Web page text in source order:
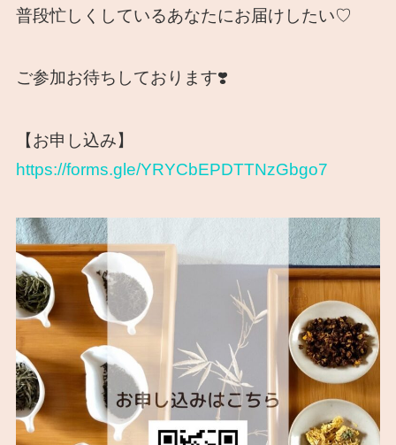
普段忙しくしているあなたにお届けしたい♡
ご参加お待ちしております❣️
【お申し込み】
https://forms.gle/YRYCbEPDTTNzGbgo7